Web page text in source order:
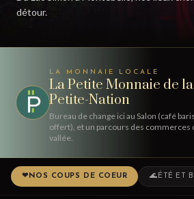
détour.
LA MONNAIE LOCALE
La Petite Monnaie de la
Petite-Nation
Bureau de change ici au Salon (café
offert), et un parcours des commerces
vallée.
❤ NOS COUPS DE COEUR 🌊 ÉTÉ ET